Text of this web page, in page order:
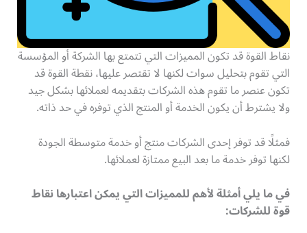
نقاط القوة قد تكون المميزات التي تتمتع بها الشركة أو المؤسسة
التي تقوم بتحليل سوات لكنها لا تقتصر عليها، نقطة القوة قد
تكون عنصر ما تقوم هذه الشركات بتقديمه لعملائها بشكل جيد
ولا يشترط أن يكون الخدمة أو المنتج الذي توفره في حد ذاته.
فمثلًا قد توفر إحدى الشركات منتج أو خدمة متوسطة الجودة
لكنها توفر خدمة ما بعد البيع ممتازة لعملائها.
في ما يلي أمثلة لأهم للمميزات التي يمكن اعتبارها نقاط
قوة للشركات: